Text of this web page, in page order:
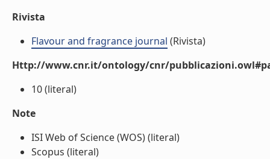
Rivista
Flavour and fragrance journal (Rivista)
Http://www.cnr.it/ontology/cnr/
10 (literal)
Note
ISI Web of Science (WOS) (literal)
Scopus (literal)